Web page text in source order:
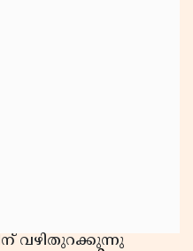
വഴിതുറക്കുന്നു